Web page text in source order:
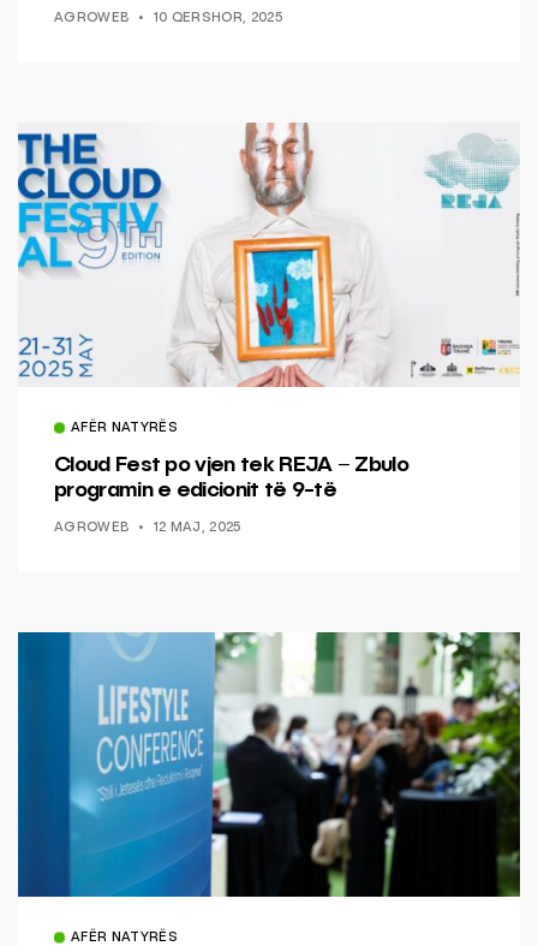
AGROWEB 10 QERSHOR, 2025
AFËR NATYRËS
Cloud Fest po vjen tek REJA – Zbulo
programin e edicionit të 9-të
AGROWEB 12 MAJ, 2025
AFËR NATYRËS